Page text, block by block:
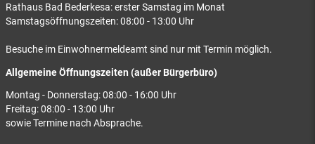
Rathaus Bad Bederkesa: erster Samstag im Monat
Samstagsöffnungszeiten: 08:00 - 13:00 Uhr
Besuche im Einwohnermeldeamt sind nur mit Termin möglich.
Allgemeine Öffnungszeiten (außer Bürgerbüro)
Montag - Donnerstag: 08:00 - 16:00 Uhr
Freitag: 08:00 - 13:00 Uhr
sowie Termine nach Absprache.